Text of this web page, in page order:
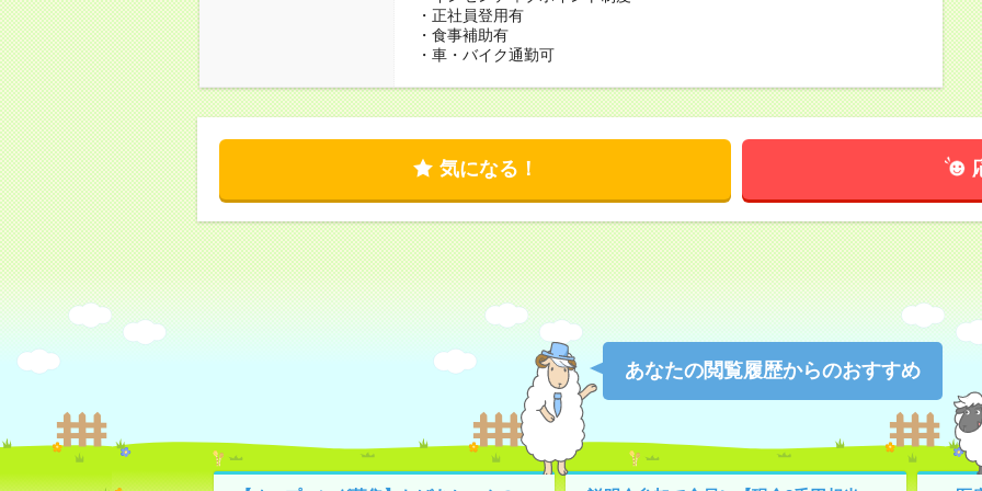
・正社員登用有
・食事補助有
・車・バイク通勤可
気になる！
あなたの閲覧履歴からのおすすめ